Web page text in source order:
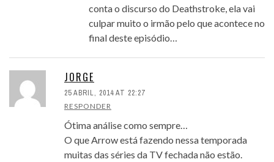
conta o discurso do Deathstroke, ela vai
culpar muito o irmão pelo que acontece no
final deste episódio…
JORGE
25 ABRIL, 2014 AT 22:27
RESPONDER
Ótima análise como sempre…
O que Arrow está fazendo nessa temporada
muitas das séries da TV fechada não estão.